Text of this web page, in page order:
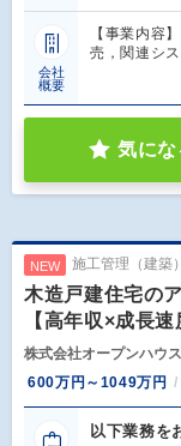
会社
概要
【事業内容
売，関連シ
気にな
NEW 施工管理（建築）
木造戸建住宅の
【高年収×成長
株式会社オープンハウ
600万円～1049万円
以下業務を